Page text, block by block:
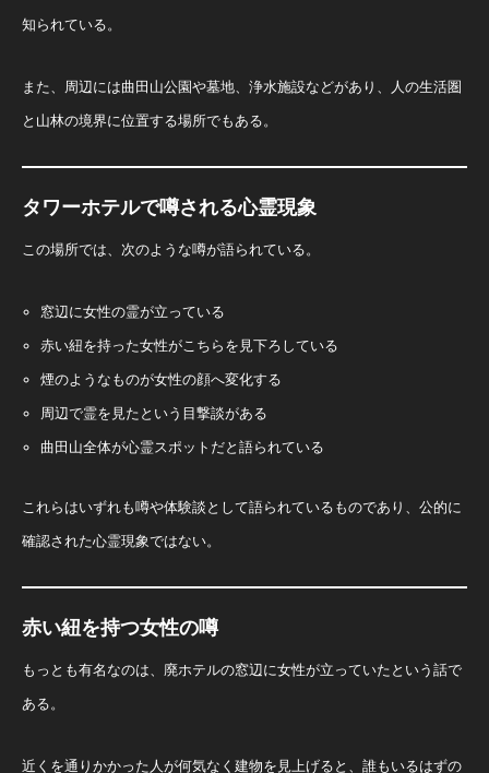
知られている。
また、周辺には曲田山公園や墓地、浄水施設などがあり、人の生活圏
と山林の境界に位置する場所でもある。
タワーホテルで噂される心霊現象
この場所では、次のような噂が語られている。
窓辺に女性の霊が立っている
赤い紐を持った女性がこちらを見下ろしている
煙のようなものが女性の顔へ変化する
周辺で霊を見たという目撃談がある
曲田山全体が心霊スポットだと語られている
これらはいずれも噂や体験談として語られているものであり、公的に
確認された心霊現象ではない。
赤い紐を持つ女性の噂
もっとも有名なのは、廃ホテルの窓辺に女性が立っていたという話で
ある。
近くを通りかかった人が何気なく建物を見上げると、誰もいるはずの